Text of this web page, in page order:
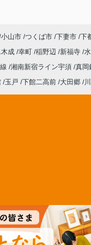
小山市 つくば市 下妻市 下
木成 幸町 稲野辺 新福寺
湘南新宿ライン宇須 真岡
玉戸 下館二高前 大田郷